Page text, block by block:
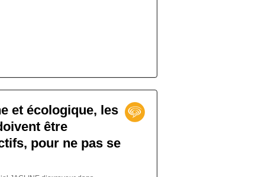
et écologique, les
être
pour ne pas se